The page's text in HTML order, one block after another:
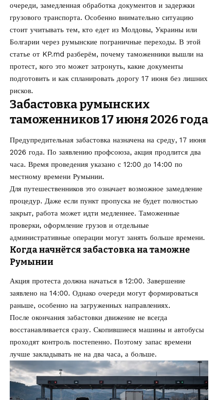
очереди, замедленная обработка документов и задержки
грузового транспорта. Особенно внимательно ситуацию
стоит учитывать тем, кто едет из Молдовы, Украины или
Болгарии через румынские пограничные переходы. В этой
статье от KP.md разберём, почему таможенники вышли на
протест, кого это может затронуть, какие документы
подготовить и как спланировать дорогу 17 июня без лишних
рисков.
Забастовка румынских
таможенников 17 июня 2026 года
Предупредительная забастовка назначена на среду, 17 июня
2026 года. По заявлению профсоюза, акция продлится два
часа. Время проведения указано с 12:00 до 14:00 по
местному времени Румынии.
Для путешественников это означает возможное замедление
процедур. Даже если пункт пропуска не будет полностью
закрыт, работа может идти медленнее. Таможенные
проверки, оформление грузов и отдельные
административные операции могут занять больше времени.
Когда начнётся забастовка на таможне
Румынии
Акция протеста должна начаться в 12:00. Завершение
заявлено на 14:00. Однако очереди могут формироваться
раньше, особенно на загруженных направлениях.
После окончания забастовки движение не всегда
восстанавливается сразу. Скопившиеся машины и автобусы
проходят контроль постепенно. Поэтому запас времени
лучше закладывать не на два часа, а больше.